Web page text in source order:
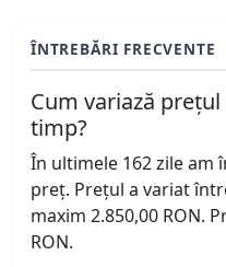
ÎNTREBĂRI FRECVENTE
Cum variază
timp?
În ultimele 162 zile am
preț. Prețul a variat
maxim 2.850,00 RON.
RON.